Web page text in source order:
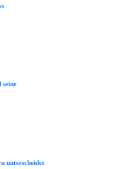
seine
unterscheidet